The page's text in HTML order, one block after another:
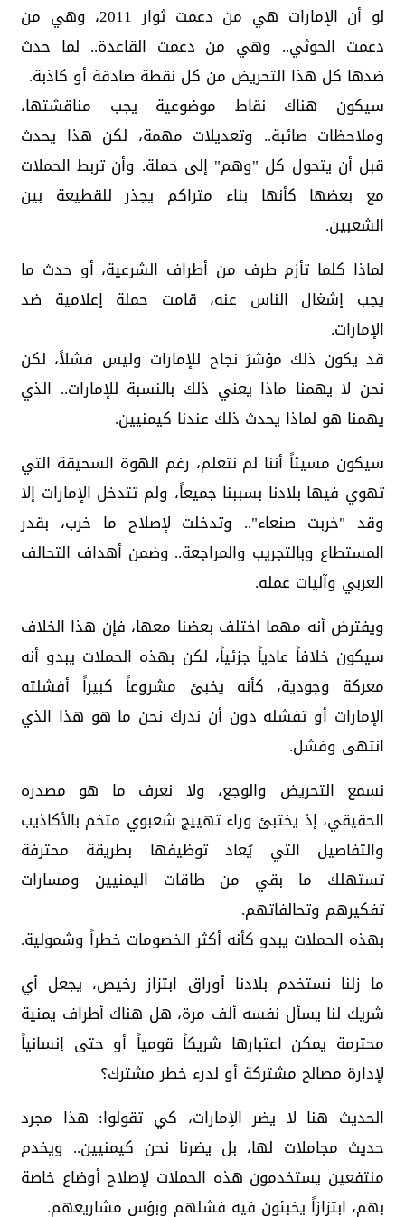
لو أن الإمارات هي من دعمت ثوار 2011، وهي من
دعمت الحوثي.. وهي من دعمت القاعدة.. لما حدث
ضدها كل هذا التحريض من كل نقطة صادقة أو كاذبة.
سيكون هناك نقاط موضوعية يجب مناقشتها،
وملاحظات صائبة.. وتعديلات مهمة، لكن هذا يحدث
قبل أن يتحول كل "وهم" إلى حملة. وأن تربط الحملات
مع بعضها كأنها بناء متراكم يجذر للقطيعة بين
الشعبين.
لماذا كلما تأزم طرف من أطراف الشرعية، أو حدث ما
يجب إشغال الناس عنه، قامت حملة إعلامية ضد
الإمارات.
قد يكون ذلك مؤشرَ نجاح للإمارات وليس فشلاً، لكن
نحن لا يهمنا ماذا يعني ذلك بالنسبة للإمارات.. الذي
يهمنا هو لماذا يحدث ذلك عندنا كيمنيين.
سيكون مسيئاً أننا لم نتعلم، رغم الهوة السحيقة التي
تهوي فيها بلادنا بسببنا جميعاً، ولم تتدخل الإمارات إلا
وقد "خربت صنعاء".. وتدخلت لإصلاح ما خرب، بقدر
المستطاع وبالتجريب والمراجعة.. وضمن أهداف التحالف
العربي وآليات عمله.
ويفترض أنه مهما اختلف بعضنا معها، فإن هذا الخلاف
سيكون خلافاً عادياً جزئياً، لكن بهذه الحملات يبدو أنه
معركة وجودية، كأنه يخبئ مشروعاً كبيراً أفشلته
الإمارات أو تفشله دون أن ندرك نحن ما هو هذا الذي
انتهى وفشل.
نسمع التحريض والوجع، ولا نعرف ما هو مصدره
الحقيقي، إذ يختبئ وراء تهييج شعبوي متخم بالأكاذيب
والتفاصيل التي يُعاد توظيفها بطريقة محترفة
تستهلك ما بقي من طاقات اليمنيين ومسارات
تفكيرهم وتحالفاتهم.
بهذه الحملات يبدو كأنه أكثر الخصومات خطراً وشمولية.
ما زلنا نستخدم بلادنا أوراق ابتزاز رخيص، يجعل أي
شريك لنا يسأل نفسه ألف مرة، هل هناك أطراف يمنية
محترمة يمكن اعتبارها شريكاً قومياً أو حتى إنسانياً
لإدارة مصالح مشتركة أو لدرء خطر مشترك؟
الحديث هنا لا يضر الإمارات، كي تقولوا: هذا مجرد
حديث مجاملات لها، بل يضرنا نحن كيمنيين.. ويخدم
منتفعين يستخدمون هذه الحملات لإصلاح أوضاع خاصة
بهم، ابتزازاً يخبئون فيه فشلهم وبؤس مشاريعهم.